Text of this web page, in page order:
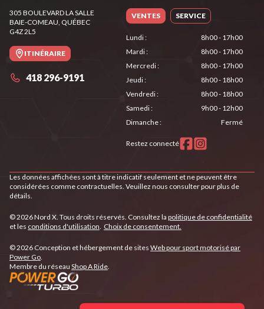
305 BOULEVARD LA SALLE
BAIE-COMEAU, QUÉBEC
G4Z 2L5
ITINÉRAIRE
418 296-9191
VENTES SERVICE
Lundi:
8h00 - 17h00
Mardi:
8h00 - 17h00
Mercredi:
8h00 - 17h00
Jeudi:
8h00 - 18h00
Vendredi:
8h00 - 18h00
Samedi:
9h00 - 12h00
Dimanche: Fermé
Restez connecté
Les données affichées sont à titre indicatif seulement et ne peuvent être
considérées comme contractuelles. Veuillez nous consulter pour plus de
détails.
© 2026 Nord X. Tous droits réservés. Consultez la politique de confidentialité
et les conditions d'utilisation. Choix de consentement.
© 2026 Conception et hébergement de sites Web pour sport motorisé par
Power Go.
Membre du réseau Shop A Ride.